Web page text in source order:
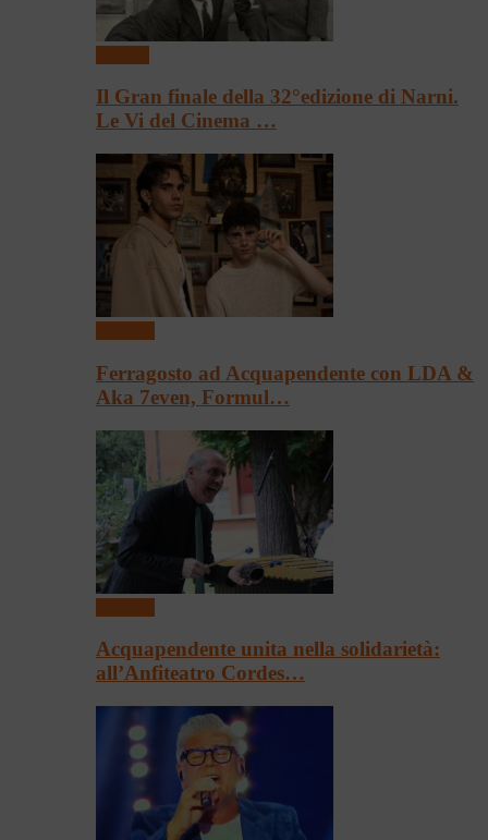
Il Gran finale della 32°edizione di Narni.
Le Vi del Cinema …
Ferragosto ad Acquapendente con LDA &
Aka 7even, Formul…
Acquapendente unita nella solidarietà:
all’Anfiteatro Cordes…